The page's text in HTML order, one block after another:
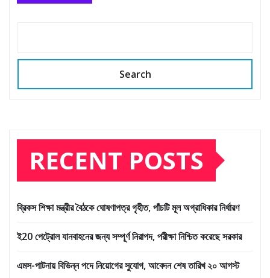
Search
RECENT POSTS
ব্রিকস শিক্ষা মন্ত্রীর বৈঠকে ঘোষণাপত্র গৃহীত, পাঁচটি মূল অগ্রাধিকার নির্ধারণ
ই20 পেট্রোল যানবাহনের জন্য সম্পূর্ণ নিরাপদ, পরীক্ষা নিশ্চিত করেছে সরকার
এমস-পাটনায় বিভিন্ন পদে নিয়োগের সুযোগ, আবেদন শেষ তারিখ ২০ আগস্ট